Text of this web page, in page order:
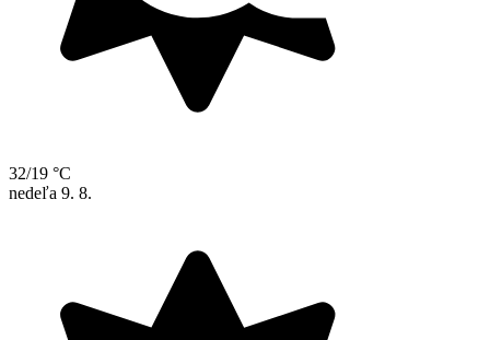
32/19 °C
nedeľa 9. 8.